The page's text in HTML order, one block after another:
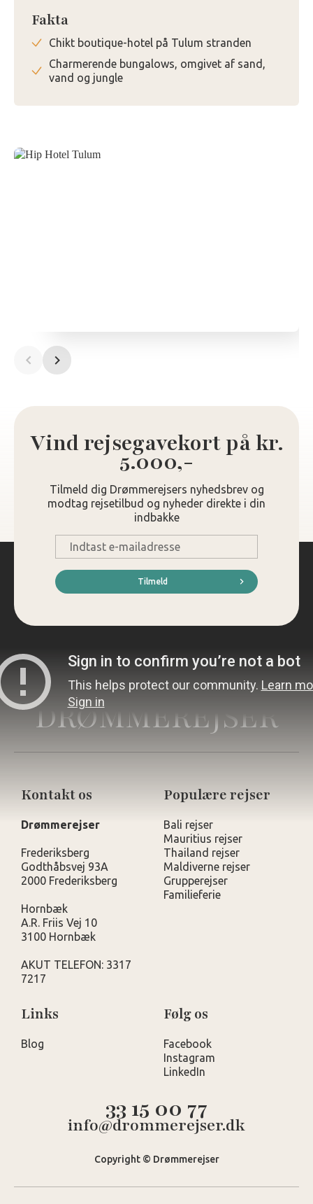
Fakta
Chikt boutique-hotel på Tulum stranden
Charmerende bungalows, omgivet af sand,
vand og jungle
Vind rejsegavekort på kr.
5.000,-
Tilmeld dig Drømmerejsers nyhedsbrev og
modtag rejsetilbud og nyheder direkte i din
indbakke
mail
*
Tilmeld
DRØMMEREJSER
Kontakt os
Drømmerejser
Frederiksberg
Godthåbsvej 93A
2000 Frederiksberg
Hornbæk
A.R. Friis Vej 10
3100 Hornbæk
AKUT TELEFON: 3317
7217
Populære rejser
Bali rejser
Mauritius rejser
Thailand rejser
Maldiverne rejser
Grupperejser
Familieferie
Links
Blog
Følg os
Facebook
Instagram
LinkedIn
33 15 00 77
info@drommerejser.dk
Copyright © Drømmerejser